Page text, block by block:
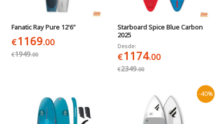
Fanatic Ray Pure 12'6"
€1169.00
€1949.00
Starboard Spice Blue Carbon
2025
Desde:
€1174.00
€2349.00
-40%